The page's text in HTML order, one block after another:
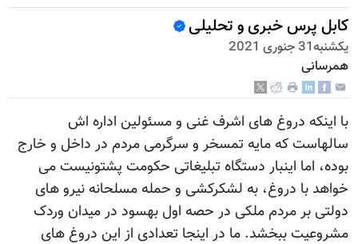
کابل پرس خبری و تحلیلی
يكشنبه31 جنوری 2021
همرسانی
با اینکه دروغ های اشرف غنی و مسئولین اداره اش
سالهاست که مایه تمسخر و سرگرمی مردم در داخل و خارج
بوده، اما اینبار دستگاه تبلیغاتی حکومت پشتونیست می
خواهد با دروغ، به لشکرکشی و حمله مسلحانه نیرو های
دولتی بر مردم ملکی در حصه اول بهسود در میدان وردک
مشروعیت ببخشد. ما در اینجا تعدادی از این دروغ های